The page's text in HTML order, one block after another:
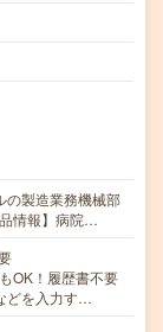
の製造業務機械部
情報】病院…
OK！履歴書不要
どを入力す…